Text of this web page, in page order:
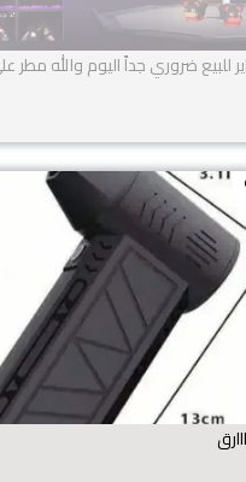
ضروري جداً اليوم والله مطر